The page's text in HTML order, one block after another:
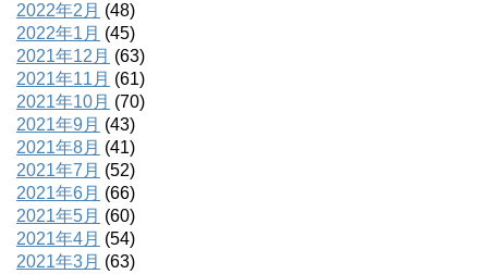
2022年2月 (48)
2022年1月 (45)
2021年12月 (63)
2021年11月 (61)
2021年10月 (70)
2021年9月 (43)
2021年8月 (41)
2021年7月 (52)
2021年6月 (66)
2021年5月 (60)
2021年4月 (54)
2021年3月 (63)